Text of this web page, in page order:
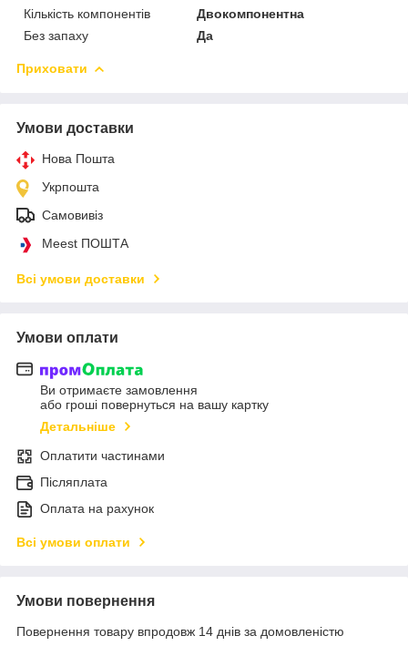
Кількість компонентів
Двокомпонентна
Без запаху
Да
Приховати
Умови доставки
Нова Пошта
Укрпошта
Самовивіз
Meest ПОШТА
Всі умови доставки
Умови оплати
Ви отримаєте замовлення
або гроші повернуться на вашу картку
Детальніше
Оплатити частинами
Післяплата
Оплата на рахунок
Всі умови оплати
Умови повернення
Повернення товару впродовж 14 днів за домовленістю